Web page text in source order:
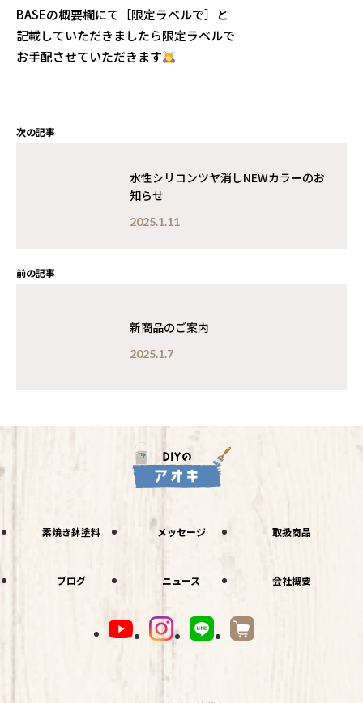
BASEの概要欄にて［限定ラベルで］と
記載していただきましたら限定ラベルで
お手配させていただきます
次の記事
水性シリコンツヤ消しNEWカラーのお
知らせ
2025.1.11
前の記事
新商品のご案内
2025.1.7
素焼き鉢塗料 メッセージ 取扱商品
ブログ ニュース 会社概要